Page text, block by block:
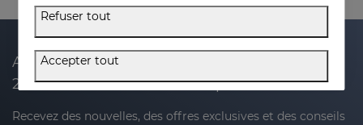
Abonnez-vous à notre newsletter et recevez
20 % de réduction sur votre prochain achat
Recevez des nouvelles, des offres exclusives et des conseils
Refuser tout
Accepter tout